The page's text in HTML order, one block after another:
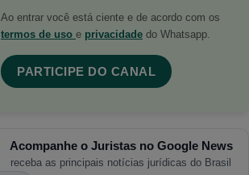
Ao entrar você está ciente e de acordo com os
termos de uso e privacidade do Whatsapp.
PARTICIPE DO CANAL
Acompanhe o Juristas no Google News
receba as principais notícias jurídicas do Brasil